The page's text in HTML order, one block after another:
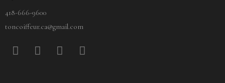
418-666-9600
toncoiffeur.ca@gmail.com
F
a
P
i
Y
o
I
n